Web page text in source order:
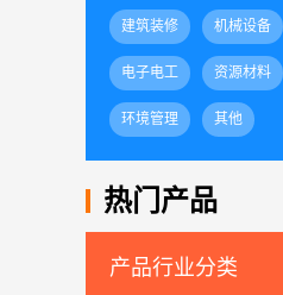
建筑装修 机械设备
电子电工 资源材料
环境管理 其他
热门产品
产品行业分类